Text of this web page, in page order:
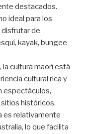
destacados.
ideal para los
de
kayak, bungee
la cultura maorí está
cultural rica y
espectáculos,
históricos.
es relativamente
lo que facilita